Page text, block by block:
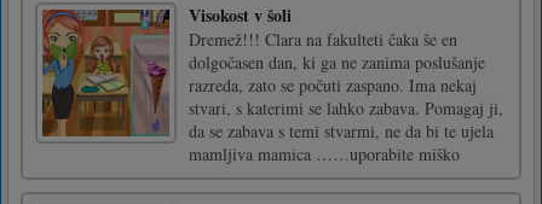
Visokost v šoli
Dremež!!! Clara na fakulteti čaka še en
dolgočasen dan, ki ga ne zanima poslušanje
razreda, zato se počuti zaspano. Ima nekaj
stvari, s katerimi se lahko zabava. Pomagaj ji,
da se zabava s temi stvarmi, ne da bi te ujela
mamljiva mamica ……uporabite miško